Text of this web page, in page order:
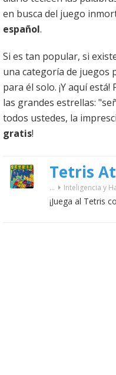
en busca del juego
español.
Si es tan popular, si
una categoría de juegos
para él solo. ¡Y aquí
las grandes estrellas:
todos ustedes, la
gratis!
Tetris
... Inteligencia y
¡Juega al Tetris